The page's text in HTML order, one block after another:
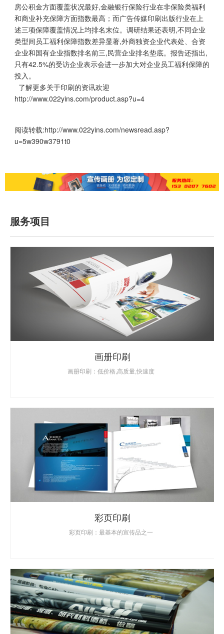
房公积金方面覆盖状况最好,金融银行保险行业在非保险类福利
和商业补充保障方面指数最高；而广告传媒印刷出版行业在上
述三项保障覆盖情况上均排名末位。调研结果还表明,不同企业
类型间员工福利保障指数差异显著,外商独资企业代表处、合资
企业和国有企业指数排名前三,民营企业排名垫底。报告还指出,
只有42.5%的受访企业表示会进一步加大对企业员工福利保障的
投入。
了解更多关于印刷的资讯欢迎
http://www.022yins.com/product.asp?u=4
阅读转载:http://www.022yins.com/newsread.asp?
u=5w390w3791t0
服务项目
画册印刷
画册印刷：低价格,高质量,快速度
彩页印刷
彩页印刷：最基本的宣传品之一